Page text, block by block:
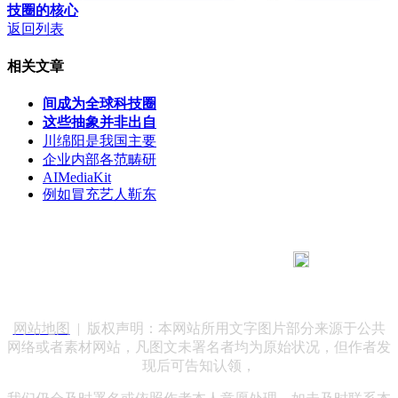
技圈的核心
返回列表
相关文章
间成为全球科技圈
这些抽象并非出自
川绵阳是我国主要
企业内部各范畴研
AIMediaKit
例如冒充艺人靳东
网站地图
| 版权声明：本网站所用文字图片部分来源于公共
网络或者素材网站，凡图文未署名者均为原始状况，但作者发
现后可告知认领，